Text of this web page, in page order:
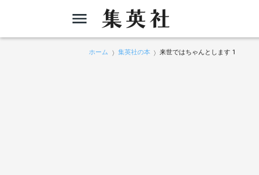
ホーム 集英社の本 来世ではちゃんとします 1